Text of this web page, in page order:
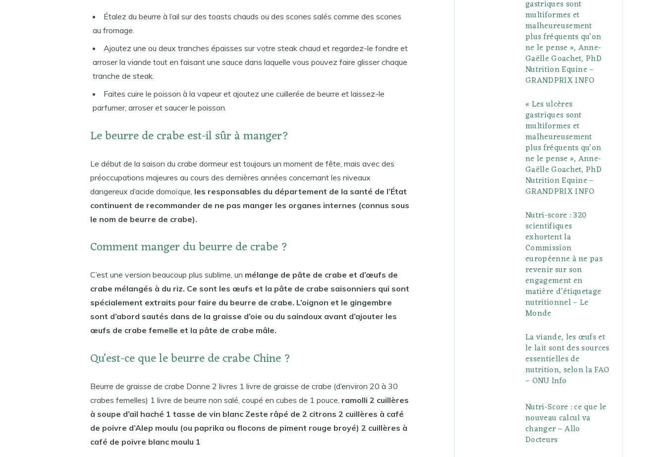
Étalez du beurre à l’ail sur des toasts chauds ou des scones salés comme des scones
au fromage.
Ajoutez une ou deux tranches épaisses sur votre steak chaud et regardez-le fondre et
arroser la viande tout en faisant une sauce dans laquelle vous pouvez faire glisser chaque
tranche de steak.
Faites cuire le poisson à la vapeur et ajoutez une cuillerée de beurre et laissez-le
parfumer, arroser et saucer le poisson.
Le beurre de crabe est-il sûr à manger?
Le début de la saison du crabe dormeur est toujours un moment de fête, mais avec des
préoccupations majeures au cours des dernières années concernant les niveaux
dangereux d’acide domoïque, les responsables du département de la santé de l’État
continuent de recommander de ne pas manger les organes internes (connus sous
le nom de beurre de crabe).
Comment manger du beurre de crabe ?
C’est une version beaucoup plus sublime, un mélange de pâte de crabe et d’œufs de
crabe mélangés à du riz. Ce sont les œufs et la pâte de crabe saisonniers qui sont
spécialement extraits pour faire du beurre de crabe. L’oignon et le gingembre
sont d’abord sautés dans de la graisse d’oie ou du saindoux avant d’ajouter les
œufs de crabe femelle et la pâte de crabe mâle.
Qu’est-ce que le beurre de crabe Chine ?
Beurre de graisse de crabe Donne 2 livres 1 livre de graisse de crabe (d’environ 20 à 30
crabes femelles) 1 livre de beurre non salé, coupé en cubes de 1 pouce, ramolli 2 cuillères
à soupe d’ail haché 1 tasse de vin blanc Zeste râpé de 2 citrons 2 cuillères à café
de poivre d’Alep moulu (ou paprika ou flocons de piment rouge broyé) 2 cuillères à
café de poivre blanc moulu 1
P
u
s
r
a
e
s
gastriques sont
multiformes et
malheureusement
plus fréquents qu’on
ne le pense », Anne-
Gaëlle Goachet, PhD
Nutrition Equine –
GRANDPRIX INFO
« Les ulcères
gastriques sont
multiformes et
malheureusement
plus fréquents qu’on
ne le pense », Anne-
Gaëlle Goachet, PhD
Nutrition Equine –
GRANDPRIX INFO
Nutri-score : 320
scientifiques
exhortent la
Commission
européenne à ne pas
revenir sur son
engagement en
matière d’étiquetage
nutritionnel – Le
Monde
La viande, les œufs et
le lait sont des sources
essentielles de
nutrition, selon la FAO
– ONU Info
Nutri-Score : ce que le
nouveau calcul va
changer – Allo
Docteurs